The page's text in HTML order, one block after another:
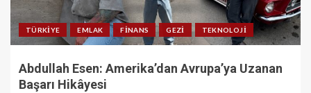
TÜRKIYE EMLAK FINANS GEZI TEKNOLOJI
Abdullah Esen: Amerika’dan Avrupa’ya Uzanan
Başarı Hikâyesi